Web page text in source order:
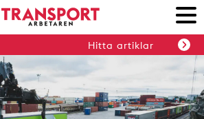
Hitta artiklar